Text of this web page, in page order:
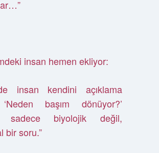
insan hemen ekliyor:
insan kendini açıklama
başım dönüyor?’
sadece biyolojik değil,
bir soru.”